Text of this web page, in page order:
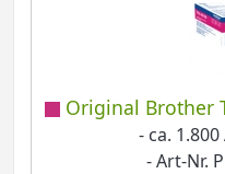
Original Brother
- ca.
- Art-Nr.